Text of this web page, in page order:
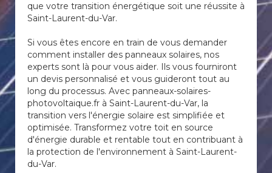
que votre transition énergétique soit une réussite à
Saint-Laurent-du-Var.
Si vous êtes encore en train de vous demander
comment installer des panneaux solaires, nos
experts sont là pour vous aider. Ils vous fourniront
un devis personnalisé et vous guideront tout au
long du processus. Avec panneaux-solaires-
photovoltaique.fr à Saint-Laurent-du-Var, la
transition vers l'énergie solaire est simplifiée et
optimisée. Transformez votre toit en source
d'énergie durable et rentable tout en contribuant à
la protection de l'environnement à Saint-Laurent-
du-Var.